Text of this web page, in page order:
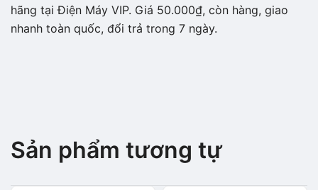
hãng tại Điện Máy VIP. Giá 50.000₫, còn hàng, giao
nhanh toàn quốc, đổi trả trong 7 ngày.
Sản phẩm tương tự